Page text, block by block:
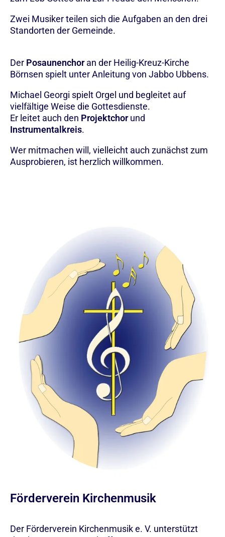
Zwei Musiker teilen sich die Aufgaben an den drei
Standorten der Gemeinde.
Der Posaunenchoran der Heilig-Kreuz-Kirche
Börnsen spielt unter Anleitung von Jabbo Ubbens.
Michael Georgi spielt Orgel und begleitet auf
vielfältige Weise die Gottesdienste.
Er leitet auch den Projektchorund
Instrumentalkreis.
Wer mitmachen will, vielleicht auch zunächst zum
Ausprobieren, ist herzlich willkommen.
Förderverein Kirchenmusik
Der Förderverein Kirchenmusik e. V. unterstützt